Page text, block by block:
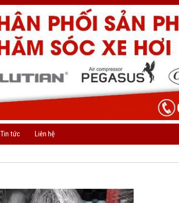
Tin tức Liên hệ